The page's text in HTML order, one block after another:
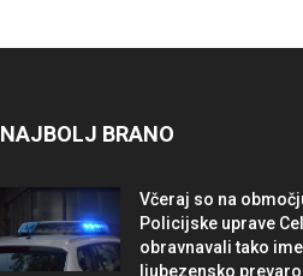
NAJBOLJ BRANO
Včeraj so na
Policijske uprave
obravnavali tako
ljubezensko prevaro